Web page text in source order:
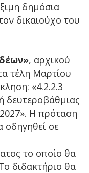
δημόσια
δικαιούχο του
, αρχικού
τέλη Μαρτίου
«4.2.2.3
δευτεροβάθμιας
Η πρόταση
οδηγηθεί σε
το οποίο θα
διδακτήριο θα